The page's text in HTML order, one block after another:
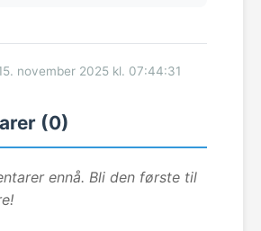
november 2025 kl. 07:44:31
(0)
ennå. Bli den første til